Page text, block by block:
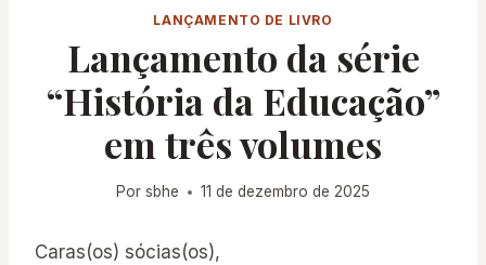
LANÇAMENTO DE LIVRO
Lançamento da série
“História da Educação”
em três volumes
Por sbhe 11 de dezembro de 2025
Caras(os) sócias(os),